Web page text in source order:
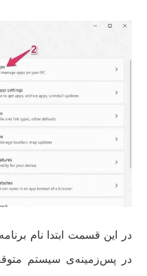
در این قسمت ابتدا نام
در پس‌زمینه‌ی سیستم